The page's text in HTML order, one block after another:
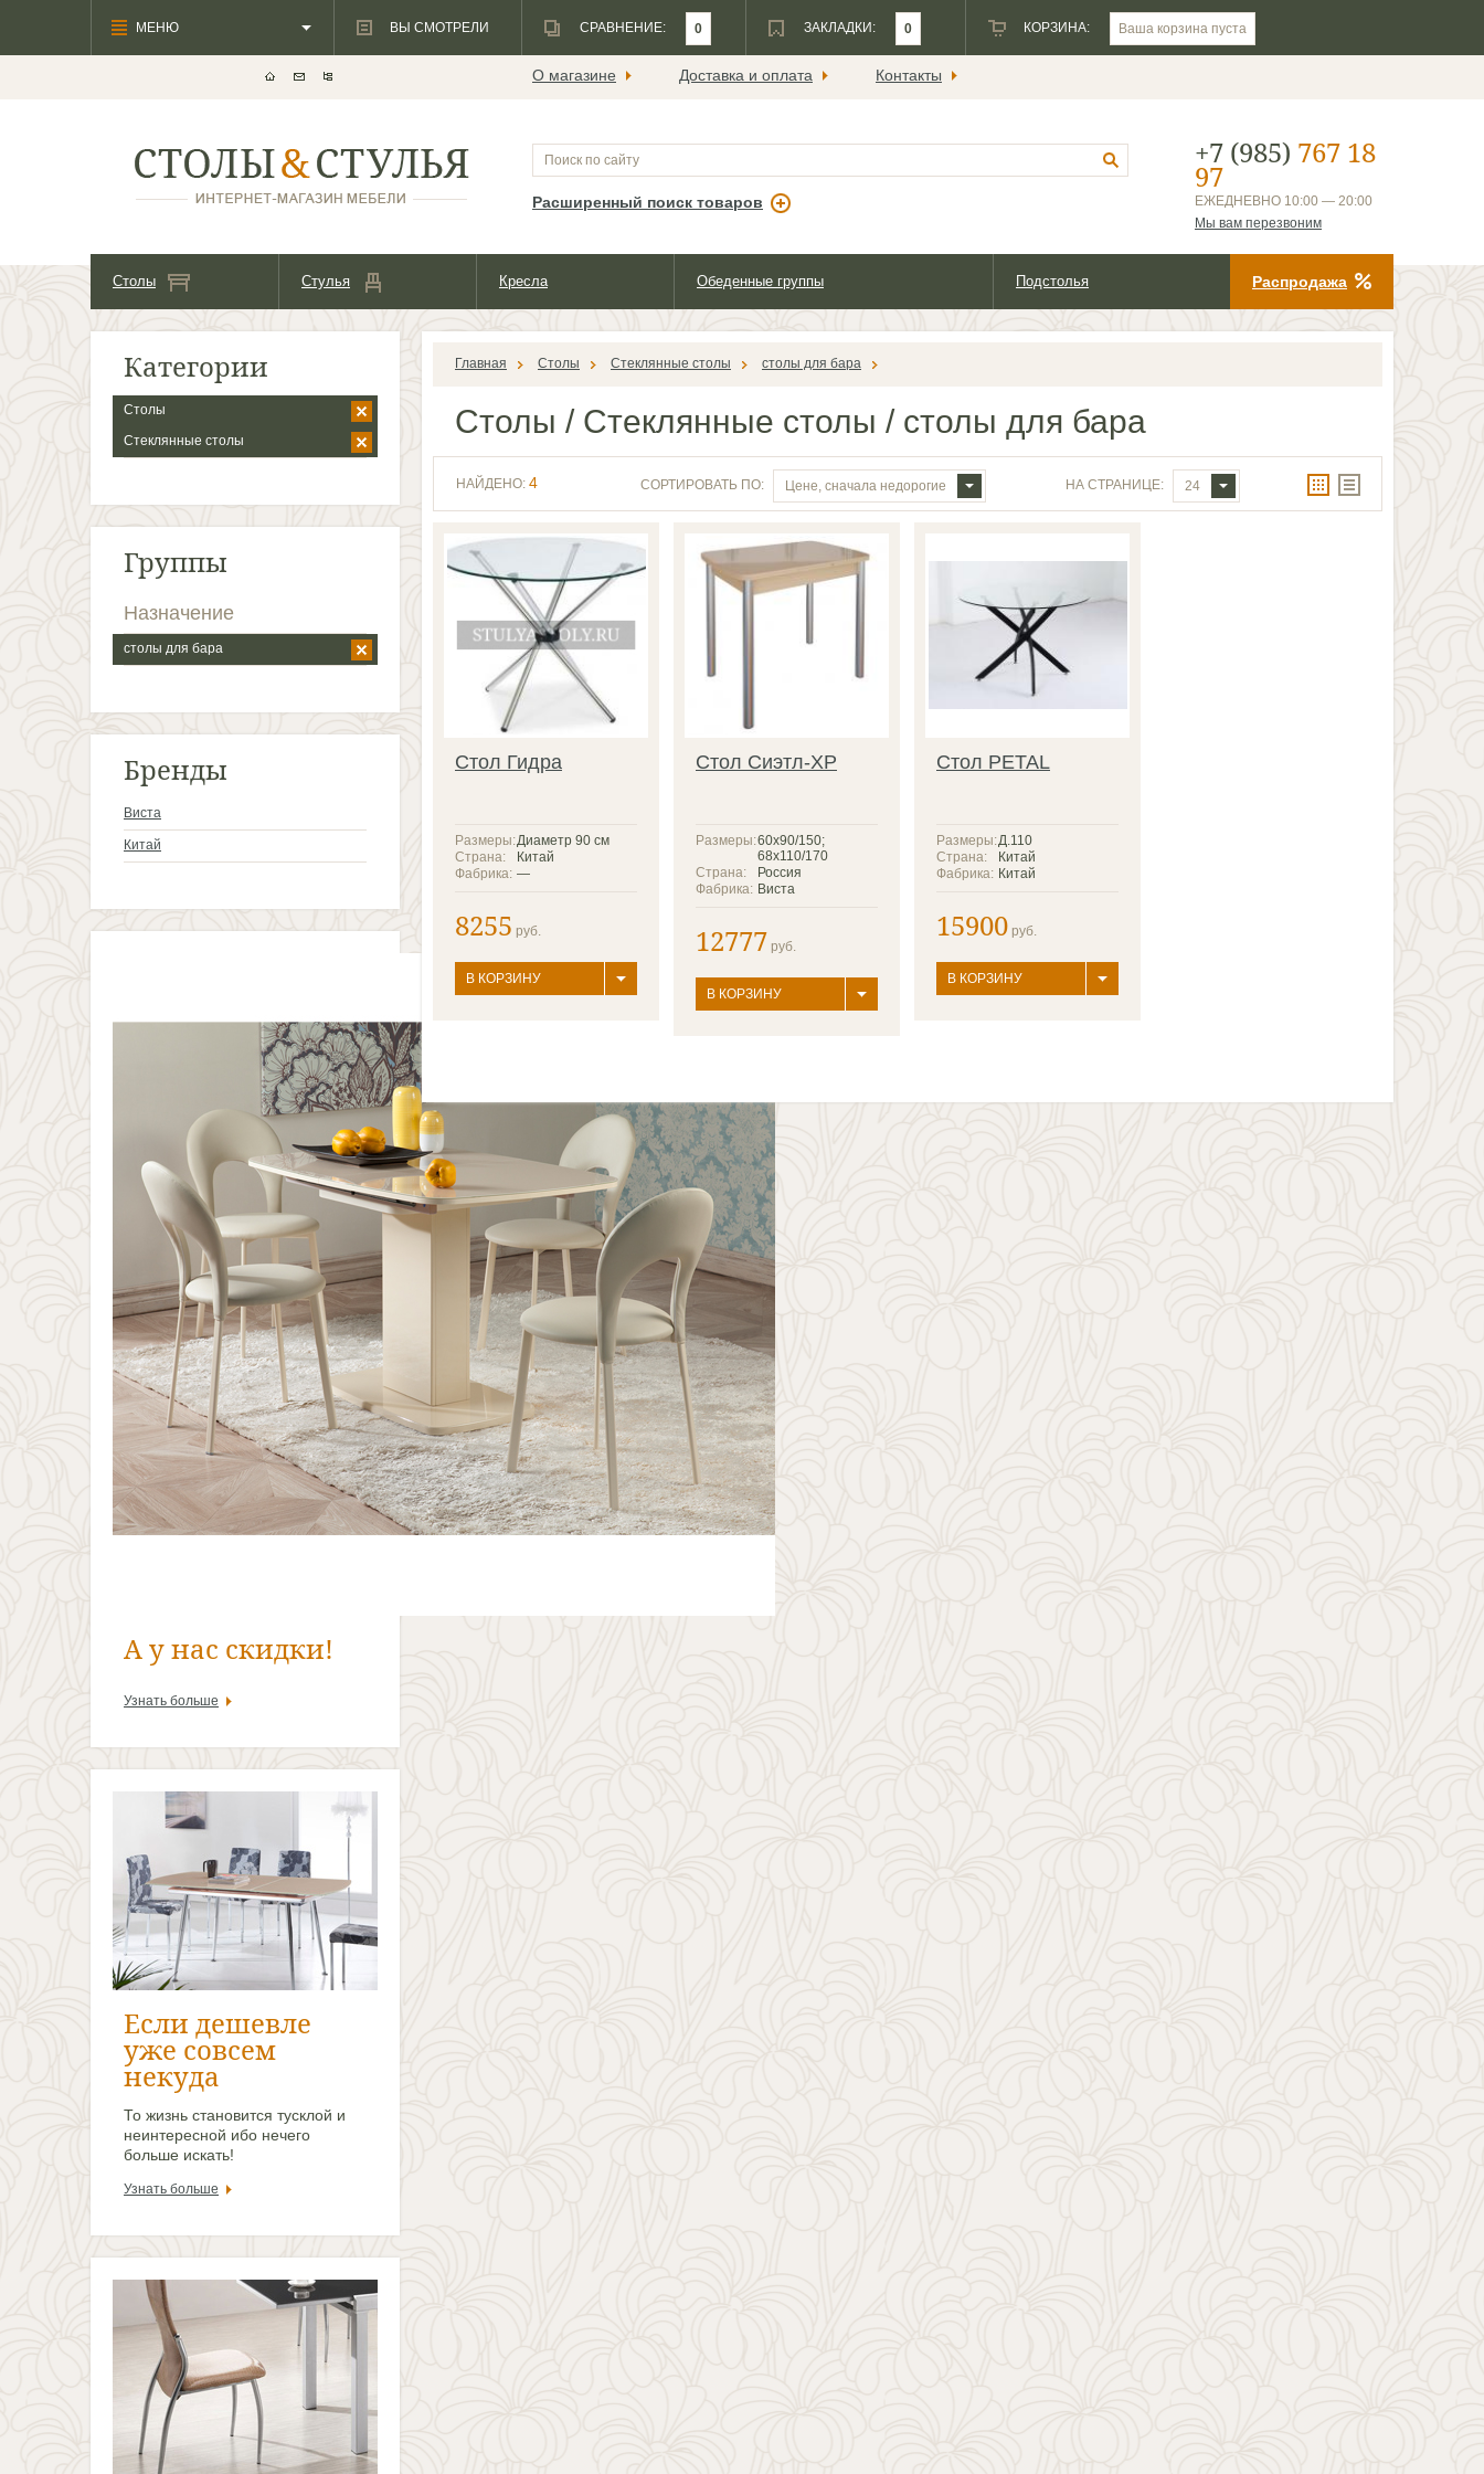
О магазине Доставка и оплата Контакты
+7 (985) 767 18
97
ЕЖЕДНЕВНО 10:00 — 20:00
Мы вам перезвоним
Расширенный поиск товаров
Столы Стулья Кресла Обеденные группы Подстолья Распродажа
Категории
Столы
Стеклянные столы
Группы
Назначение
столы для бара
Бренды
Виста
Китай
А у нас скидки!
Узнать больше
Если дешевле
уже совсем
некуда
То жизнь становится тусклой и
неинтересной ибо нечего
больше искать!
Узнать больше
Главная Столы Стеклянные столы столы для бара
Столы /Стеклянные столы /столы для бара
НАЙДЕНО: 4 СОРТИРОВАТЬ ПО: Цене, сначала недорогие НА СТРАНИЦЕ: 24
Стол Гидра
Диаметр 90 см
Размеры:
Китай
Страна:
—
Фабрика:
8255 руб.
В КОРЗИНУ
Стол Сиэтл-ХР
60x90/150;
68x110/170
Размеры:
Россия
Страна:
Виста
Фабрика:
12777 руб.
В КОРЗИНУ
Стол PETAL
Д.110
Размеры:
Китай
Страна:
Китай
Фабрика:
15900 руб.
В КОРЗИНУ
МЕНЮ ВЫ СМОТРЕЛИ СРАВНЕНИЕ: 0 ЗАКЛАДКИ: 0 КОРЗИНА: Ваша корзина пуста